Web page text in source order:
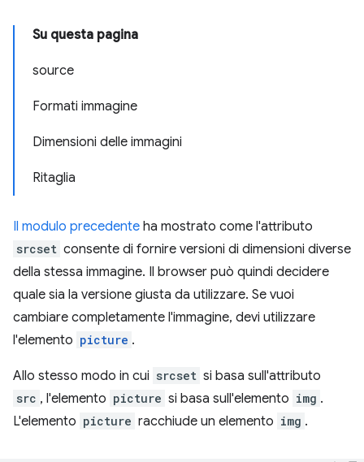
Su questa pagina
source
Formati immagine
Dimensioni delle immagini
Ritaglia
Il modulo precedente ha mostrato come l'attributo
srcset consente di fornire versioni di dimensioni diverse
della stessa immagine. Il browser può quindi decidere
quale sia la versione giusta da utilizzare. Se vuoi
cambiare completamente l'immagine, devi utilizzare
l'elemento picture .
Allo stesso modo in cui srcset si basa sull'attributo
src , l'elemento picture si basa sull'elemento img .
L'elemento picture racchiude un elemento img .